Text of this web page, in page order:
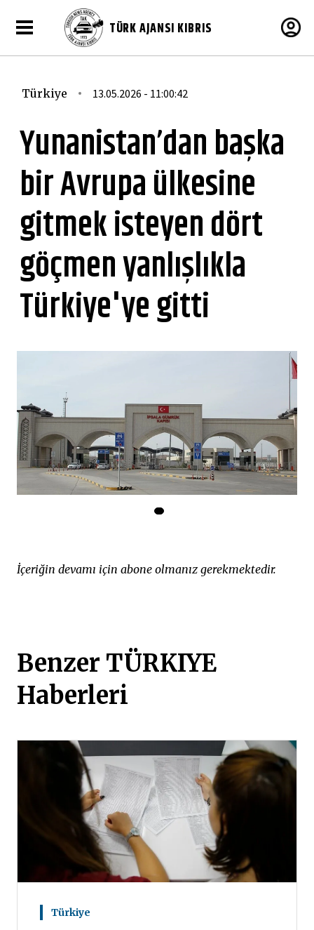
TÜRK AJANSI KIBRIS
Türkiye 13.05.2026 - 11:00:42
Yunanistan’dan başka
bir Avrupa ülkesine
gitmek isteyen dört
göçmen yanlışlıkla
Türkiye'ye gitti
İçeriğin devamı için abone olmanız gerekmektedir.
Benzer TÜRKIYE
Haberleri
Türkiye